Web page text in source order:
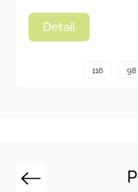
Detail
116
Previous